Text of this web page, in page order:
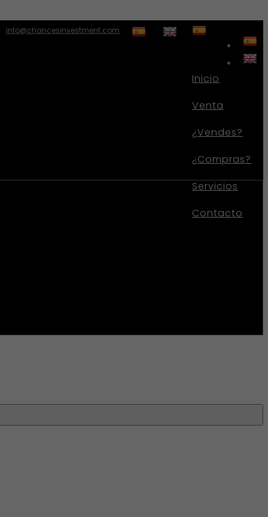
info@chancesinvestment.com
Inicio
Venta
¿Vendes?
¿Compras?
Servicios
Contacto